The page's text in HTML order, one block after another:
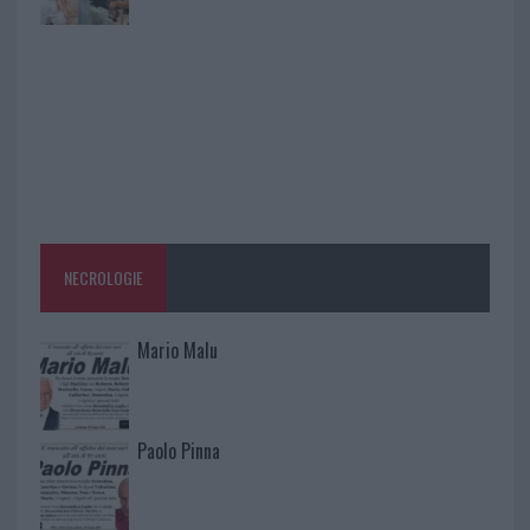
NECROLOGIE
Mario Malu
Paolo Pinna